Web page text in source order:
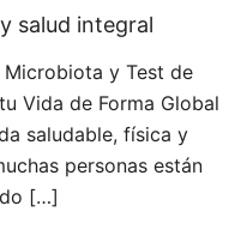
salud integral
y Test de
Vida de Forma Global
saludable, física y
personas están
[…]